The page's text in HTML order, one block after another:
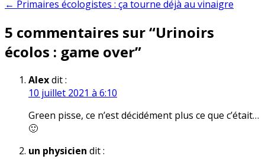
← Primaires écologistes : ça tourne déjà au vinaigre
5 commentaires sur “Urinoirs
écolos : game over”
Alexdit :
10 juillet 2021 à 6:10
Green pisse, ce n’est décidément plus ce que c’était…
🙂
un physicien dit :